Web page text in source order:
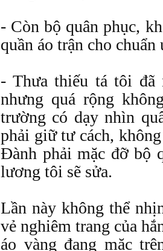
- Còn bộ quân phục,
quần áo trận cho chuẩn
- Thưa thiếu tá tôi đã
nhưng quá rộng
trường có dạy nhìn
phải giữ tư cách,
Đành phải mặc đỡ bộ
lương tôi sẽ sửa.
Lần này không thể
vẻ nghiêm trang của
áo vàng đang mặc